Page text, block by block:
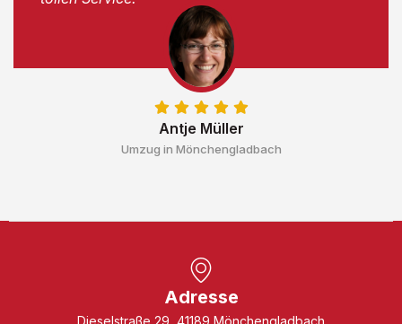
Antje Müller
Umzug in Mönchengladbach
Adresse
Dieselstraße 29, 41189 Mönchengladbach